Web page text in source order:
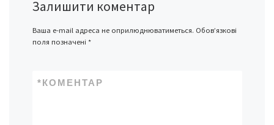
Залишити коментар
Ваша e-mail адреса не оприлюднюватиметься. Обов’язкові
поля позначені *
КОМЕНТАР
*